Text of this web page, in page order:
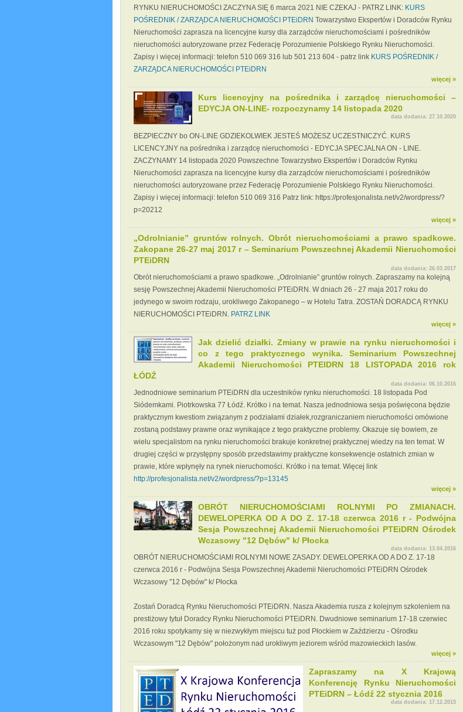
RYNKU NIERUCHOMOŚCI ZACZYNA SIĘ 6 marca 2021 NIE CZEKAJ - PATRZ LINK: KURS
POŚREDNIK / ZARZĄDCA NIERUCHOMOŚCI PTEiDRN Towarzystwo Ekspertów i Doradców Rynku
Nieruchomości zaprasza na licencyjne kursy dla zarządców nieruchomościami i pośredników
nieruchomości autoryzowane przez Federację Porozumienie Polskiego Rynku Nieruchomości.
Zapisy i więcej informacji: telefon 510 069 316 lub 501 213 604 - patrz link KURS POŚREDNIK /
ZARZĄDCA NIERUCHOMOŚCI PTEiDRN
więcej »
Kurs licencyjny na pośrednika i zarządcę nieruchomości –
EDYCJA ON-LINE- rozpoczynamy 14 listopada 2020
data dodania: 27.10.2020
BEZPIECZNY bo ON-LINE GDZIEKOLWIEK JESTEŚ MOŻESZ UCZESTNICZYĆ. KURS
LICENCYJNY na pośrednika i zarządcę nieruchomości - EDYCJA SPECJALNA ON - LINE.
ZACZYNAMY 14 listopada 2020 Powszechne Towarzystwo Ekspertów i Doradców Rynku
Nieruchomości zaprasza na licencyjne kursy dla zarządców nieruchomościami i pośredników
nieruchomości autoryzowane przez Federację Porozumienie Polskiego Rynku Nieruchomości.
Zapisy i więcej informacji: telefon 510 069 316 Patrz link: https://profesjonalista.net/v2/wordpress/?
p=20212
więcej »
„Odrolnianie” gruntów rolnych. Obrót nieruchomościami a prawo spadkowe.
Zakopane 26-27 maj 2017 r – Seminarium Powszechnej Akademii Nieruchomości
PTEiDRN
data dodania: 26.03.2017
Obrót nieruchomościami a prawo spadkowe. „Odrolnianie” gruntów rolnych. Zapraszamy na kolejną
sesję Powszechnej Akademii Nieruchomości PTEiDRN. W dniach 26 - 27 maja 2017 roku do
jedynego w swoim rodzaju, urokliwego Zakopanego – w Hotelu Tatra. ZOSTAŃ DORADCĄ RYNKU
NIERUCHOMOŚCI PTEiDRN. PATRZ LINK
więcej »
Jak dzielić działki. Zmiany w prawie na rynku nieruchomości i
co z tego praktycznego wynika. Seminarium Powszechnej
Akademii Nieruchomości PTEIDRN 18 LISTOPADA 2016 rok
ŁÓDŹ
data dodania: 06.10.2016
Jednodniowe seminarium PTEiDRN dla uczestników rynku nieruchomości. 18 listopada Pod
Siódemkami. Piotrkowska 77 Łódź. Krótko i na temat. Nasza jednodniowa sesja poświęcona będzie
praktycznym kwestiom związanym z podziałami działek,rozgraniczaniem nieruchomości omówione
zostaną podstawy prawne oraz wynikające z tego praktyczne problemy. Okazuje się bowiem, ze
wielu specjalistom na rynku nieruchomości brakuje konkretnej praktycznej wiedzy na ten temat. W
drugiej części w przystępny sposób przedstawimy praktyczne konsekwencje ostatnich zmian w
prawie, które wpłynęły na rynek nieruchomości. Krótko i na temat. Więcej link
http://profesjonalista.net/v2/wordpress/?p=13145
więcej »
OBRÓT NIERUCHOMOŚCIAMI ROLNYMI PO ZMIANACH.
DEWELOPERKA OD A DO Z. 17-18 czerwca 2016 r - Podwójna
Sesja Powszechnej Akademii Nieruchomości PTEiDRN Ośrodek
Wczasowy "12 Dębów" k/ Płocka
data dodania: 13.04.2016
OBRÓT NIERUCHOMOŚCIAMI ROLNYMI NOWE ZASADY. DEWELOPERKA OD A DO Z. 17-18
czerwca 2016 r - Podwójna Sesja Powszechnej Akademii Nieruchomości PTEiDRN Ośrodek
Wczasowy "12 Dębów" k/ Płocka
Zostań Doradcą Rynku Nieruchomości PTEiDRN. Nasza Akademia rusza z kolejnym szkoleniem na
prestiżowy tytuł Doradcy Rynku Nieruchomości PTEiDRN. Dwudniowe seminarium 17-18 czerwiec
2016 roku spotykamy się w niezwykłym miejscu tuż pod Płockiem w Zaździerzu - Ośrodku
Wczasowym "12 Dębów" położonym nad urokliwym jeziorem wśród mazowieckich lasów.
więcej »
Zapraszamy na X Krajową
Konferencję Rynku Nieruchomości
PTEiDRN – Łódź 22 stycznia 2016
data dodania: 17.12.2015